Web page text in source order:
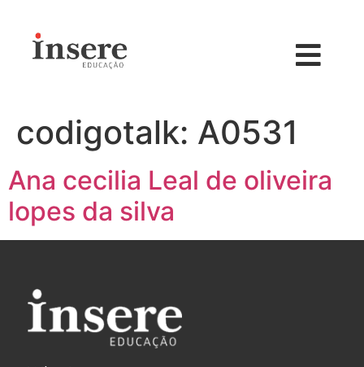
codigotalk: A0531
Ana cecilia Leal de oliveira
lopes da silva